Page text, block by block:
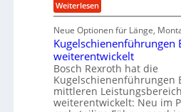
a
e
U
m
g
e
b
g
a
n
g
e
l
e
n
ü
r
r
ä
z
i
s
e
u
n
f
r
A
u
t
o
m
o
t
Weiterlesen:
D
g
i
t
a
l
e
r
W
Neue Optionen für Länge,
Kugelschienenführungen
weiterentwickelt
Bosch Rexroth hat die
Kugelschienenführungen
mittleren Leistungsbereich
weiterentwickelt: Neu im